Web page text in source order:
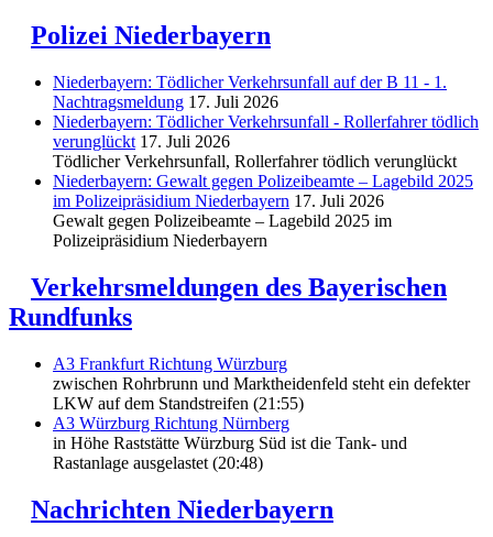
Polizei Niederbayern
Niederbayern: Tödlicher Verkehrsunfall auf der B 11 - 1.
Nachtragsmeldung 17. Juli 2026
Niederbayern: Tödlicher Verkehrsunfall - Rollerfahrer tödlich
verunglückt 17. Juli 2026
Tödlicher Verkehrsunfall, Rollerfahrer tödlich verunglückt
Niederbayern: Gewalt gegen Polizeibeamte – Lagebild 2025
im Polizeipräsidium Niederbayern 17. Juli 2026
Gewalt gegen Polizeibeamte – Lagebild 2025 im
Polizeipräsidium Niederbayern
Verkehrsmeldungen des Bayerischen
Rundfunks
A3 Frankfurt Richtung Würzburg
zwischen Rohrbrunn und Marktheidenfeld steht ein defekter
LKW auf dem Standstreifen (21:55)
A3 Würzburg Richtung Nürnberg
in Höhe Raststätte Würzburg Süd ist die Tank- und
Rastanlage ausgelastet (20:48)
Nachrichten Niederbayern